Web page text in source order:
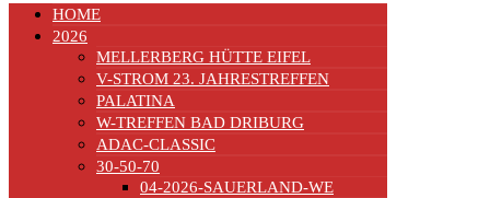
HOME
2026
MELLERBERG HÜTTE EIFEL
V-STROM 23. JAHRESTREFFEN
PALATINA
W-TREFFEN BAD DRIBURG
ADAC-CLASSIC
30-50-70
04-2026-SAUERLAND-WE